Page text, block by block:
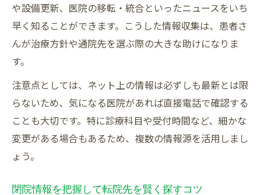
や設備更新、医院の移転・統合といったニュースをいち
早く知ることができます。こうした情報収集は、患者さ
んが治療方針や通院先を選ぶ際の大きな助けになりま
す。
注意点としては、ネット上の情報は必ずしも最新とは限
らないため、気になる医院があれば直接電話で確認する
ことも大切です。特に診療科目や受付時間など、細かな
変更がある場合もあるため、複数の情報源を活用しまし
ょう。
閉院情報を把握して転院先を賢く探すコツ